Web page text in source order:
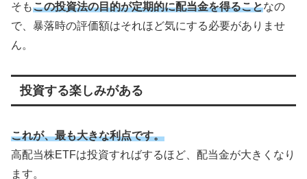
そもこの投資法の目的が定期的に配当金を得ることなの
で、暴落時の評価額はそれほど気にする必要がありませ
ん。
投資する楽しみがある
これが、最も大きな利点です。
高配当株ETFは投資すればするほど、配当金が大きくなり
ます。